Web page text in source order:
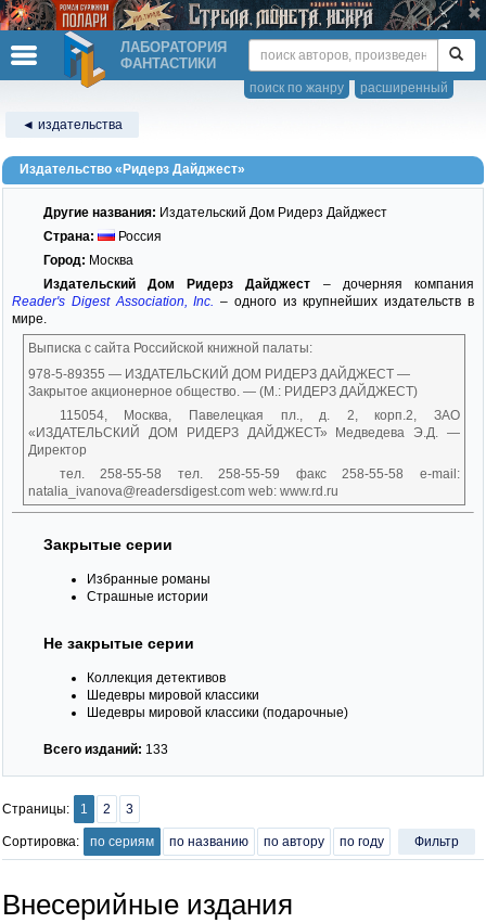
ЛАБОРАТОРИЯ
ФАНТАСТИКИ
расширенный
поиск по жанру
◄ издательства
Издательство «Ридерз Дайджест»
Другие названия: Издательский Дом Ридерз Дайджест
Страна:
Россия
Город: Москва
Издательский Дом Ридерз Дайджест – дочерняя компания
Reader's Digest Association, Inc. – одного из крупнейших издательств в
мире.
Выписка с сайта Российской книжной палаты:
978-5-89355 — ИЗДАТЕЛЬСКИЙ ДОМ РИДЕРЗ ДАЙДЖЕСТ —
Закрытое акционерное общество. — (М.: РИДЕРЗ ДАЙДЖЕСТ)
115054, Москва, Павелецкая пл., д. 2, корп.2, ЗАО
«ИЗДАТЕЛЬСКИЙ ДОМ РИДЕРЗ ДАЙДЖЕСТ» Медведева Э.Д. —
Директор
тел. 258-55-58 тел. 258-55-59 факс 258-55-58 e-mail:
natalia_ivanova@readersdigest.com web: www.rd.ru
Закрытые серии
Избранные романы
Страшные истории
Не закрытые серии
Коллекция детективов
Шедевры мировой классики
Шедевры мировой классики (подарочные)
Всего изданий: 133
Страницы: 1 2 3
Сортировка: по сериям по названию по автору по году Фильтр
Внесерийные издания